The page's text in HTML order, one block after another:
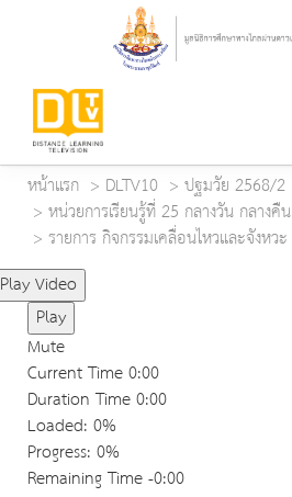
หน้าแรก DLTV10
ปฐมวัย 2568/2
หน่วยการเรียนรู้ที่ 25 กลางวัน กลางคืน
รายการ กิจกรรมเคลื่อนไหวและจังหวะ
Play Video
Play
Mute
Current Time0:00
Duration Time0:00
Loaded: 0%
Progress: 0%
Remaining Time-0:00